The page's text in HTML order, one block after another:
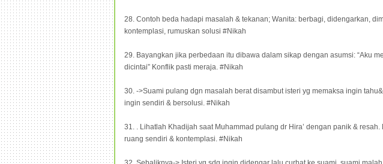
28. Contoh beda hadapi masalah & tekanan; Wanita: berbagi, didengarkan,
kontemplasi, rumuskan solusi #Nikah
29. Bayangkan jika perbedaan itu dibawa dalam sikap dengan asumsi: “Aku
dicintai” Konflik pasti meraja. #Nikah
30. ->Suami pulang dgn masalah berat disambut isteri yg memaksa ingin
ingin sendiri & bersolusi. #Nikah
31. . Lihatlah Khadijah saat Muhammad pulang dr Hira’ dengan panik &
ruang sendiri & kontemplasi. #Nikah